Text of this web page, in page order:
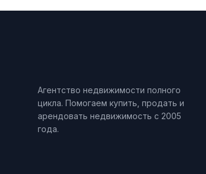
Агентство недвижимости полного
цикла. Помогаем купить, продать и
арендовать недвижимость с 2005
года.